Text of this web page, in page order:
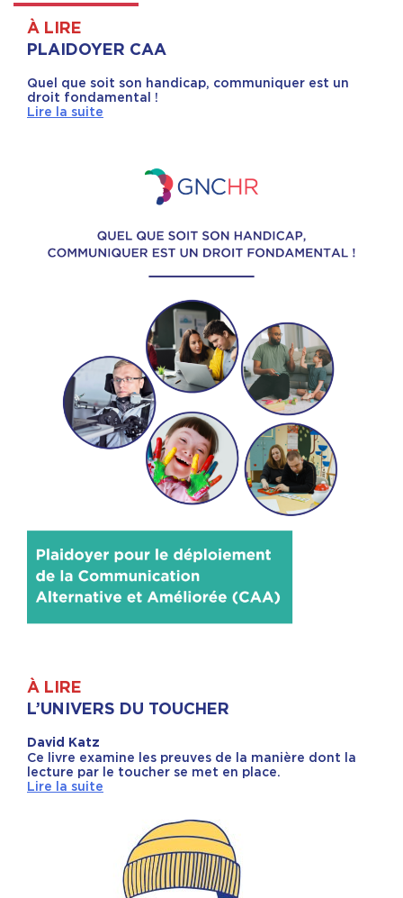
À LIRE
PLAIDOYER CAA
Quel que soit son handicap, communiquer est un
droit fondamental !
Lire la suite
À LIRE
L’UNIVERS DU TOUCHER
David Katz
Ce livre examine les preuves de la manière dont la
lecture par le toucher se met en place.
Lire la suite